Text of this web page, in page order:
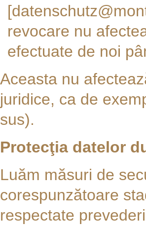
revocare nu
efectuate de noi
Aceasta nu
juridice, ca de
sus).
Protecţia datelor
Luăm măsuri de
corespunzătoare
respectate